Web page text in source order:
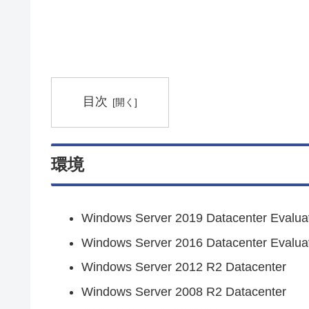
目次
環境
Windows Server 2019 Datacenter
Windows Server 2016 Datacenter
Windows Server 2012 R2 Datacenter
Windows Server 2008 R2 Datacenter